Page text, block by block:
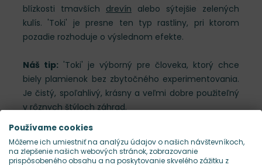
blízkosti tmavších drevín alebo sýtejšie zelených
kulís. 'Toki' je presne ten typ rastliny, pri ktorom
pozadie rozhoduje o výslednom efekte.
Náš tip: 'Toki' je výborný pre človeka, ktorý chce
biely plamienok bez zbytočného experimentovania.
Je čistý, spoľahlivý, krásny a veľmi dobre použiteľný
v rôznych štýloch záhrad.
Kalendár výsadby a kvitnutia
Používame cookies
Môžeme ich umiestniť na analýzu údajov o našich návštevníkoch,
na zlepšenie našich webových stránok, zobrazovanie
prispôsobeného obsahu a na poskytovanie skvelého zážitku z